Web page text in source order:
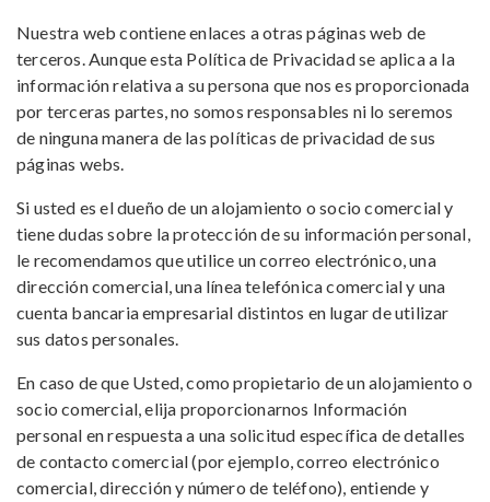
Nuestra web contiene enlaces a otras páginas web de
terceros. Aunque esta Política de Privacidad se aplica a la
información relativa a su persona que nos es proporcionada
por terceras partes, no somos responsables ni lo seremos
de ninguna manera de las políticas de privacidad de sus
páginas webs.
Si usted es el dueño de un alojamiento o socio comercial y
tiene dudas sobre la protección de su información personal,
le recomendamos que utilice un correo electrónico, una
dirección comercial, una línea telefónica comercial y una
cuenta bancaria empresarial distintos en lugar de utilizar
sus datos personales.
En caso de que Usted, como propietario de un alojamiento o
socio comercial, elija proporcionarnos Información
personal en respuesta a una solicitud específica de detalles
de contacto comercial (por ejemplo, correo electrónico
comercial, dirección y número de teléfono), entiende y